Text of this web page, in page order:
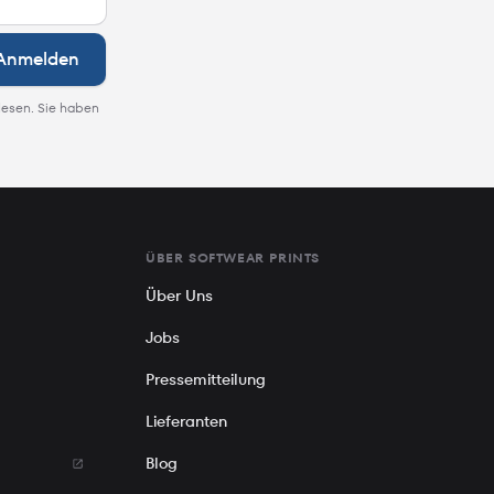
Sie haben
ÜBER SOFTWEAR PRINTS
Über Uns
Jobs
Pressemitteilung
Lieferanten
Blog